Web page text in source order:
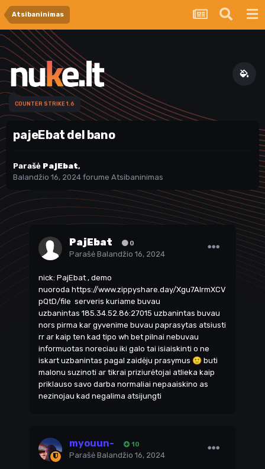
Atsibaninimas
COUNTER STRIKE 1.6
pajeEbat del bano
Parašė PajEbat,
Balandžio 16, 2024 forume Atsibaninimas
PajEbat 0
Parašė Balandžio 16, 2024
nick: PajEbat , demo
nuoroda https://www.zippyshare.day/Xgu7AlrmXCV
pQtD/file serveris kuriame buvau
uzbanintas 185.34.52.86:27015 uzbanintas buvau
nors pirma kar gyvenime buvau paprasytas atsiusti
rr ar kaip ten kad tipo wh bet pilnai nebuvau
informuotas noreciau iki galo tai isiaiskinti o ne
iskart uzbanintas pagal zaidėju prasymus 🙂 buti
malonu suzinoti ar tikrai priziurėtojai atlieka kaip
priklauso savo darba normaliai nepaaiskino as
nezinojau kad negalima atsijungti
myouun- 10
Parašė Balandžio 16, 2024